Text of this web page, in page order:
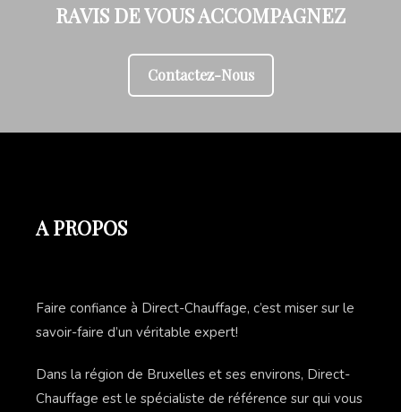
RAVIS DE VOUS ACCOMPAGNEZ
Contactez-Nous
A PROPOS
Faire confiance à Direct-Chauffage, c’est miser sur le
savoir-faire d’un véritable expert!
Dans la région de Bruxelles et ses environs, Direct-
Chauffage est le spécialiste de référence sur qui vous